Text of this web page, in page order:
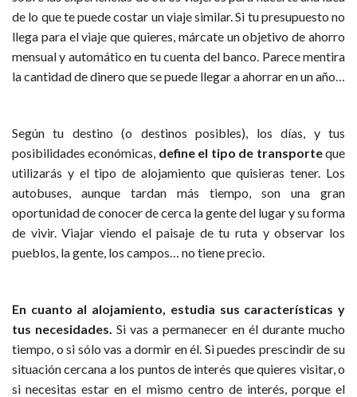
de lo que te puede costar un viaje similar. Si tu presupuesto no
llega para el viaje que quieres, márcate un objetivo de ahorro
mensual y automático en tu cuenta del banco. Parece mentira
la cantidad de dinero que se puede llegar a ahorrar en un año…
Según tu destino (o destinos posibles), los días, y tus
posibilidades económicas, define el tipo de transporteque
utilizarás y el tipo de alojamiento que quisieras tener. Los
autobuses, aunque tardan más tiempo, son una gran
oportunidad de conocer de cerca la gente del lugar y su forma
de vivir. Viajar viendo el paisaje de tu ruta y observar los
pueblos, la gente, los campos… no tiene precio.
En cuanto al alojamiento, estudia sus características y
tus necesidades. Si vas a permanecer en él durante mucho
tiempo, o si sólo vas a dormir en él. Si puedes prescindir de su
situación cercana a los puntos de interés que quieres visitar, o
si necesitas estar en el mismo centro de interés, porque el